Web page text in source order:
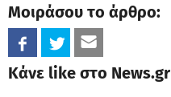
Μοιράσου το άρθρο:
Κάνε like στο News.gr